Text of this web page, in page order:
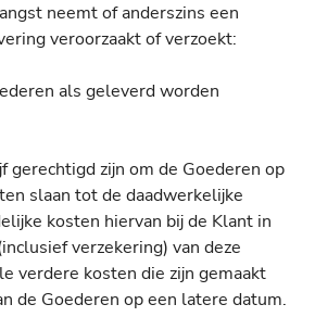
neemt of anderszins een
veroorzaakt of verzoekt:
als geleverd worden
gerechtigd zijn om de Goederen op
slaan tot de daadwerkelijke
kosten hiervan bij de Klant in
verzekering) van deze
verdere kosten die zijn gemaakt
de Goederen op een latere datum.